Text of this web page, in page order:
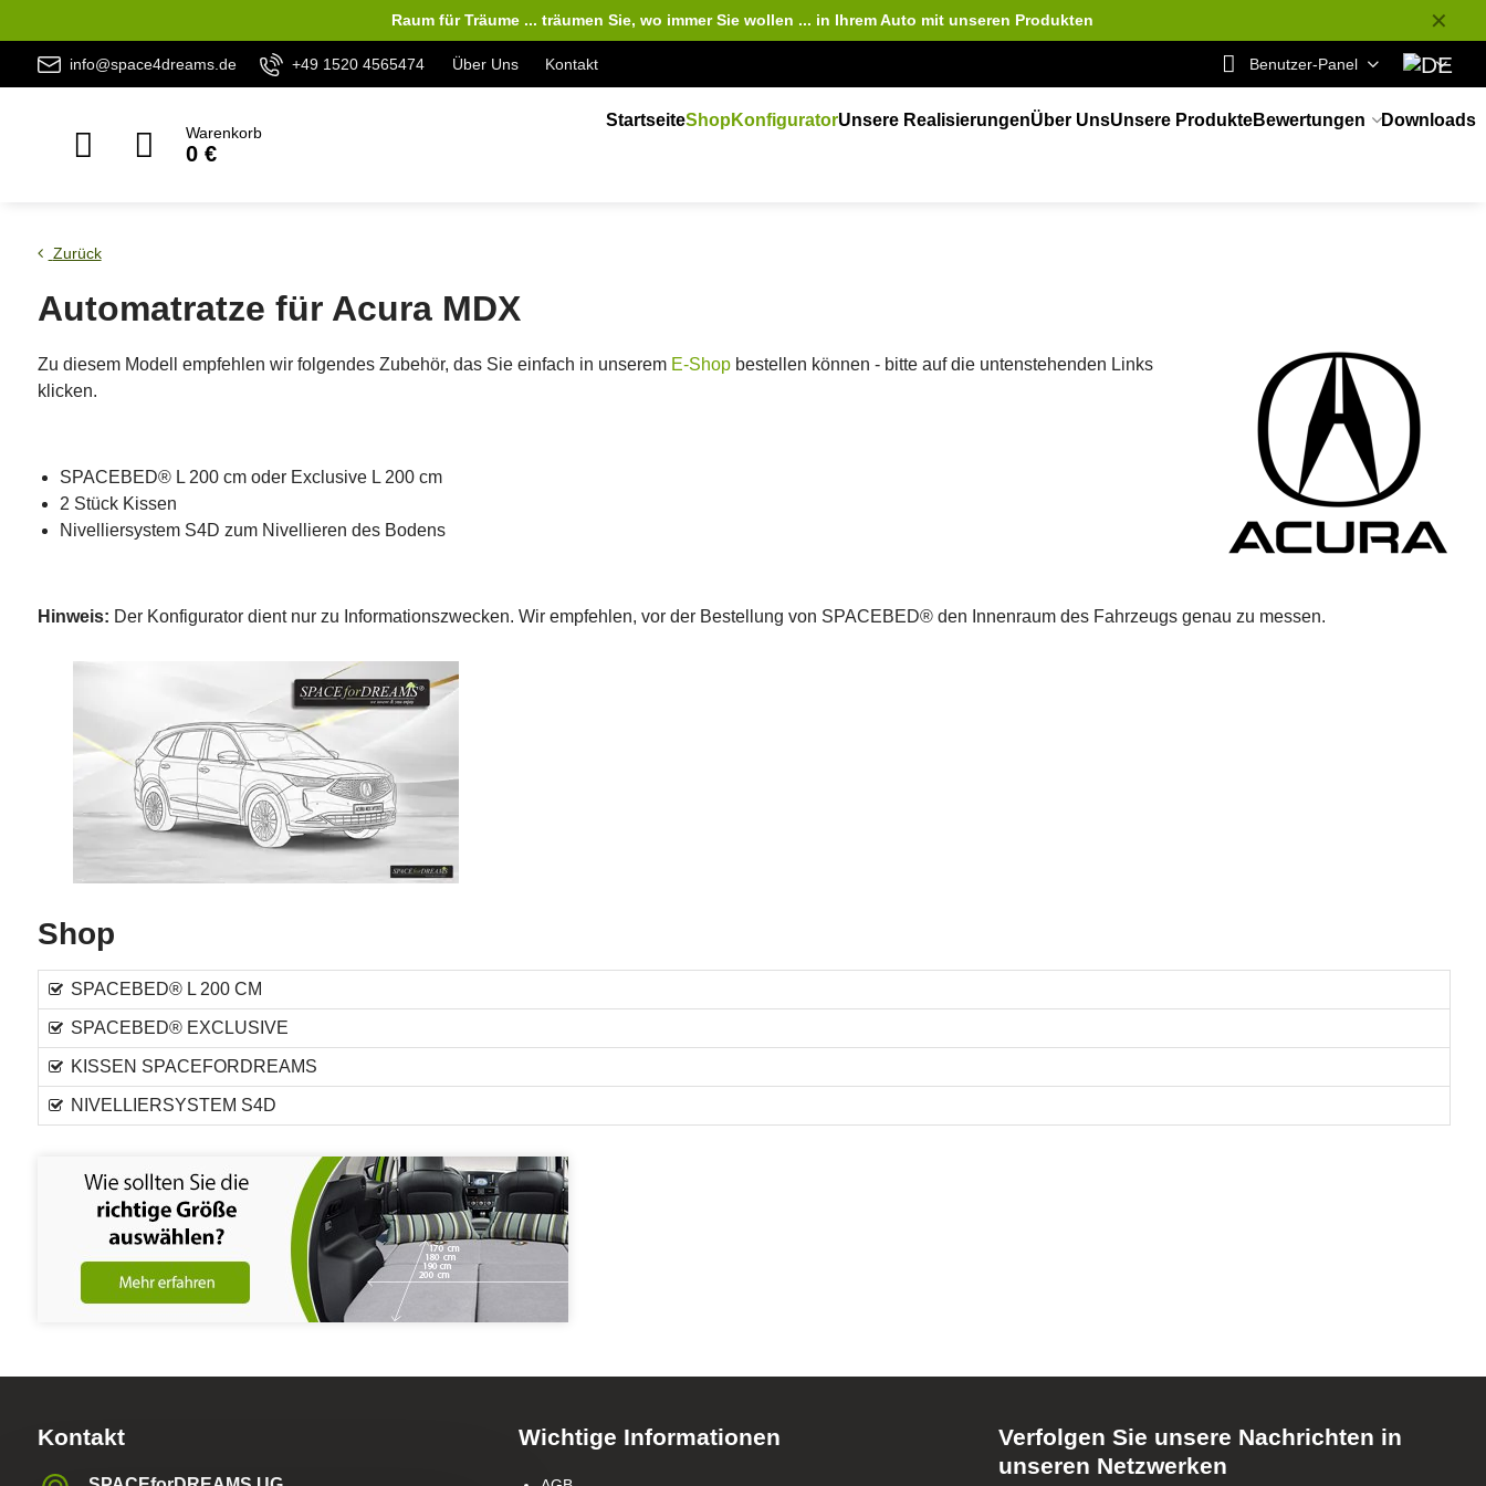
✕
Raum für Träume ... träumen Sie, wo immer Sie wollen ... in Ihrem Auto mit unseren Produkten
info@space4dreams.de +49 1520 4565474 Über Uns Kontakt Benutzer-Panel
Warenkorb
0 €
StartseiteShopKonfiguratorUnsere RealisierungenÜber UnsUnsere ProdukteBewertungen Downloads
Zurück
Automatratze für Acura MDX
Zu diesem Modell empfehlen wir folgendes Zubehör, das Sie einfach in unserem E-Shopbestellen können - bitte auf die untenstehenden Links
klicken.
SPACEBED® L 200 cm oder Exclusive L 200 cm
2 Stück Kissen
Nivelliersystem S4D zum Nivellieren des Bodens
Hinweis: Der Konfigurator dient nur zu Informationszwecken. Wir empfehlen, vor der Bestellung von SPACEBED® den Innenraum des Fahrzeugs genau zu messen.
Shop
SPACEBED® L 200 CM
SPACEBED® EXCLUSIVE
KISSEN SPACEFORDREAMS
NIVELLIERSYSTEM S4D
Kontakt Wichtige Informationen
Verfolgen Sie unsere Nachrichten in
unseren Netzwerken